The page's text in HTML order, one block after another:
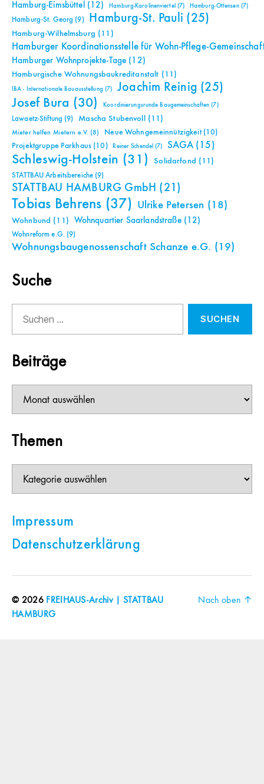
Hamburg-Eimsbüttel (12) Hamburg-Karolinenviertel (7) Hamburg-Ottensen(7)
Hamburg-St. Georg (9) Hamburg-St. Pauli (25)
Hamburg-Wilhelmsburg (11)
Hamburger Koordinationsstelle für Wohn-Pflege-
Hamburger Wohnprojekte-Tage (12)
Hamburgische Wohnungsbaukreditanstalt (11)
IBA - Internationale Bauausstellung (7) Joachim Reinig (25)
Josef Bura (30) Koordinierungsrunde Baugemeinschaften (7)
Lawaetz-Stiftung (9) Mascha Stubenvoll (11)
Mieter helfen Mietern e.V. (8) Neue Wohngemeinnützigkeit(10)
Projektgruppe Parkhaus (10) Reiner Schendel (7) SAGA(15)
Schleswig-Holstein (31) Solidarfond (11)
STATTBAU Arbeitsbereiche (9)
STATTBAU HAMBURG GmbH (21)
Tobias Behrens (37) Ulrike Petersen (18)
Wohnbund (11) Wohnquartier Saarlandstraße(12)
Wohnreform e.G.(9)
Wohnungsbaugenossenschaft Schanze e.G. (19)
Suche
nach:
Beiträge
Themen
Impressum
Datenschutzerklärung
© 2026 FREIHAUS-Archiv | STATTBAU
HAMBURG
Nach oben ↑